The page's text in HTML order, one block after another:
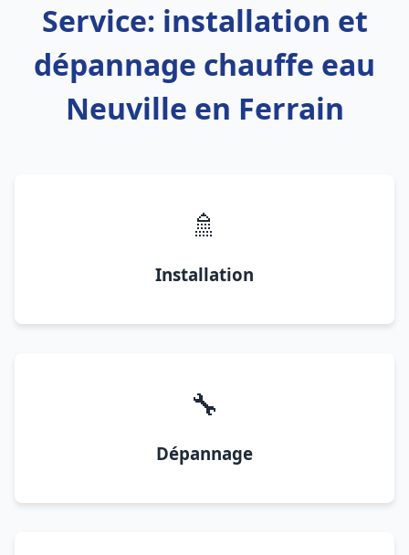
Service: installation et
dépannage chauffe eau
Neuville en Ferrain
🚿
Installation
🔧
Dépannage